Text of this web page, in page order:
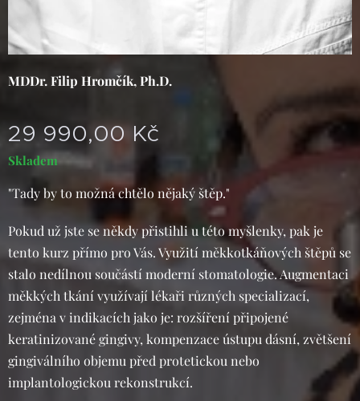
MDDr. Filip Hromčík, Ph.D.
29 990,00Kč
Skladem
"Tady by to možná chtělo nějaký štěp."
Pokud už jste se někdy přistihli u této myšlenky, pak je
tento kurz přímo pro Vás. Využití měkkotkáňových štěpů se
stalo nedílnou součástí moderní stomatologie. Augmentaci
měkkých tkání využívají lékaři různých specializací,
zejména v indikacích jako je: rozšíření připojené
keratinizované gingivy, kompenzace ústupu dásní, zvětšení
gingiválního objemu před protetickou nebo
implantologickou rekonstrukcí.